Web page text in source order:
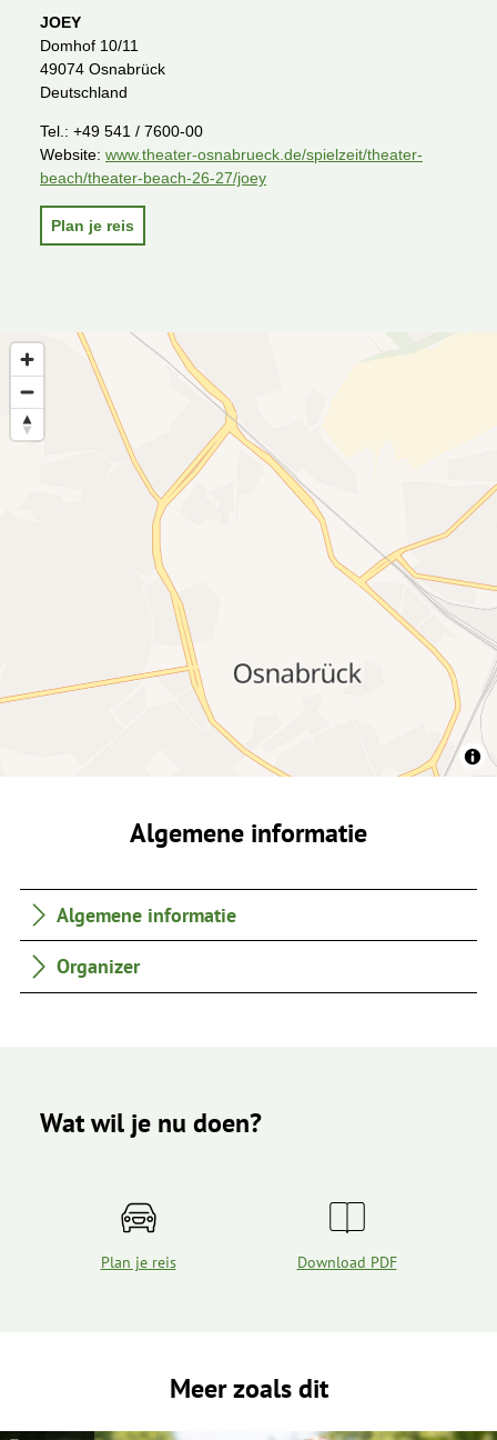
JOEY
Domhof 10/11
49074 Osnabrück
Deutschland
Tel.: +49 541 / 7600-00
Website: www.theater-osnabrueck.de/spielzeit/theater-
beach/theater-beach-26-27/joey
Plan je reis
Algemene informatie
Algemene informatie
Organizer
Wat wil je nu doen?
Plan je reis Download PDF
Meer zoals dit